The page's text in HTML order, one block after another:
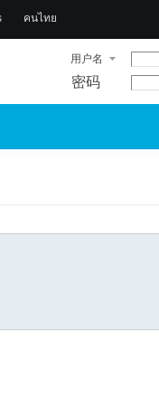
คนไทย
用户名
密码